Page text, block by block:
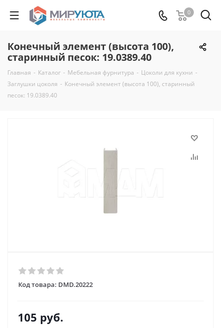
0
Конечный элемент (высота 100),
старинный песок: 19.0389.40
Главная - Каталог - Мебельная фурнитура - Цоколи для кухни -
Заглушки цоколя - Конечный элемент (высота 100), старинный
песок: 19.0389.40
Код товара: DMD.20222
105 руб.